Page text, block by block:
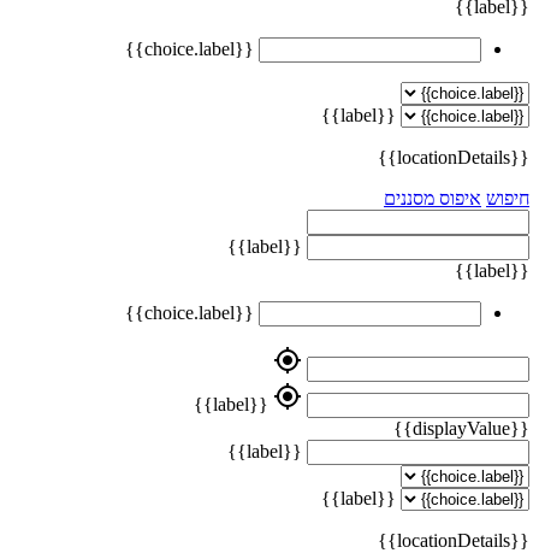
{{label}}
{{choice.label}}
{{label}}
{{locationDetails}}
חיפוש איפוס מסננים
{{label}}
{{label}}
{{choice.label}}
my_location
my_location
{{label}}
{{displayValue}}
{{label}}
{{label}}
{{locationDetails}}